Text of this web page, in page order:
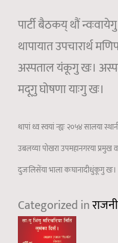
पार्टी बैठकय् थौं
थापायात उपचारार्थ
अस्पताल यंकूगु खः।
मदूगु घोषणा याःगु खः।
थापां थ्व स्वयां न्ह्यः २०५४ सालया
उबलय्या पोखरा उपमहानगरया प्रमुख
दुजःलिसेंया भाला कःघानादीधुंकूगु खः।
Categorized in